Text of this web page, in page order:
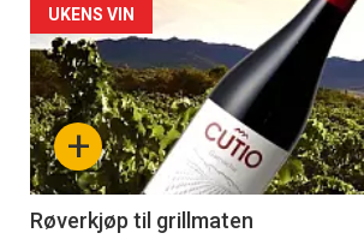
Forsiden
akkurat
nå
-
2
+
UKENS VIN
Røverkjøp til grillmaten